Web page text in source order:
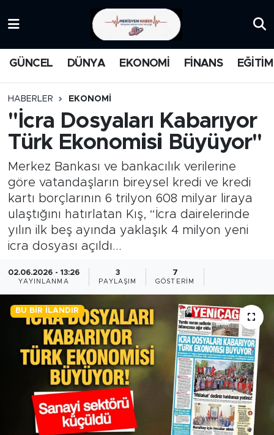
GÜNCEL DÜNYA EKONOMİ FİNANS EĞİTİM
HABERLER EKONOMİ
''İcra Dosyaları Kabarıyor
Türk Ekonomisi Büyüyor''
Merkez Bankası ve bankacılık verilerine
göre vatandaşların bireysel kredi ve kredi
kartı borçlarının 6 trilyon 608 milyar liraya
ulaştığını hatırlatan Kış, “İcra dairelerinde
yılın ilk beş ayında yaklaşık 4 milyon yeni
icra dosyası açıldı...
02.06.2026 - 13:26
YAYINLANMA
3
PAYLAŞIM
7
GÖSTERIM
BU BIR İLANDIR
MEDYA
FİNANS
DÜNYA
GÜNCEL
BİLİM-TEKNOLOJİ
RÖPÖRTAJ
ANALİZ
NOSTALJİ
KULİS
Trafik Durumu
Süper Lig Puan Durumu ve Fikstür
Tüm Manşetler
Son Dakika Haberleri